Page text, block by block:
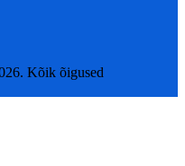
Kõik õigused